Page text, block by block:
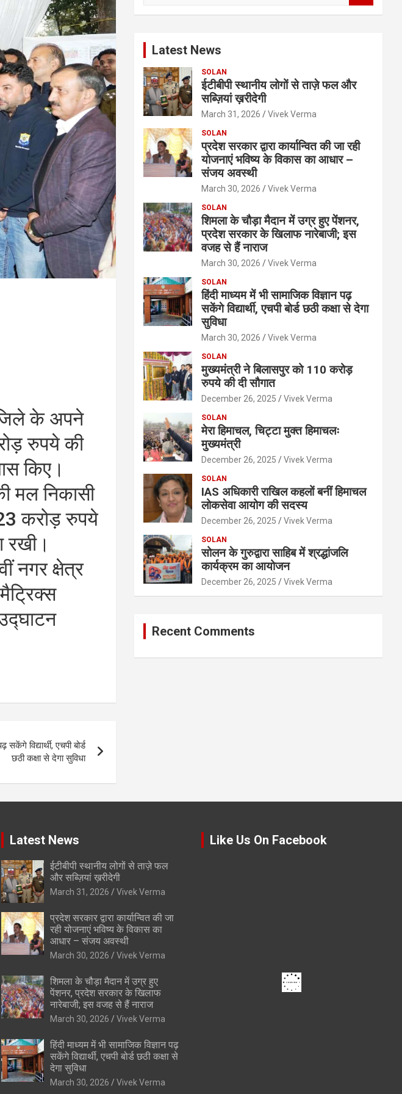
के अपने
रुपये की
किए।
मल निकासी
करोड़ रुपये
रखी।
नगर क्षेत्र
सकेंगे विद्यार्थी, एचपी बोर्ड
छठी कक्षा से देगा सुविधा
Latest News
SOLAN
ईटीबीपी स्थानीय लोगों से ताज़े फल और
सब्ज़ियां ख़रीदेगी
March 31, 2026 Vivek Verma
SOLAN
प्रदेश सरकार द्वारा कार्यान्वित की जा रही
योजनाएं भविष्य के विकास का आधार –
संजय अवस्थी
March 30, 2026 Vivek Verma
SOLAN
शिमला के चौड़ा मैदान में उग्र हुए पेंशनर,
प्रदेश सरकार के खिलाफ नारेबाजी; इस
वजह से हैं नाराज
March 30, 2026 Vivek Verma
SOLAN
हिंदी माध्यम में भी सामाजिक विज्ञान पढ़
सकेंगे विद्यार्थी, एचपी बोर्ड छठी कक्षा से देगा
सुविधा
March 30, 2026 Vivek Verma
SOLAN
मुख्यमंत्री ने बिलासपुर को 110 करोड़
रुपये की दी सौगात
December 26, 2025 Vivek Verma
SOLAN
मेरा हिमाचल, चिट्टा मुक्त हिमाचलः
मुख्यमंत्री
December 26, 2025 Vivek Verma
SOLAN
IAS अधिकारी राखिल कहलों बनीं हिमाचल
लोकसेवा आयोग की सदस्य
December 26, 2025 Vivek Verma
SOLAN
सोलन के गुरुद्वारा साहिब में श्रद्धांजलि
कार्यक्रम का आयोजन
December 26, 2025 Vivek Verma
Recent Comments
Latest News
ईटीबीपी स्थानीय लोगों से ताज़े फल
और सब्ज़ियां ख़रीदेगी
March 31, 2026 Vivek Verma
प्रदेश सरकार द्वारा कार्यान्वित की जा
रही योजनाएं भविष्य के विकास का
आधार – संजय अवस्थी
March 30, 2026 Vivek Verma
शिमला के चौड़ा मैदान में उग्र हुए
पेंशनर, प्रदेश सरकार के खिलाफ
नारेबाजी; इस वजह से हैं नाराज
March 30, 2026 Vivek Verma
हिंदी माध्यम में भी सामाजिक विज्ञान पढ़
सकेंगे विद्यार्थी, एचपी बोर्ड छठी कक्षा से
देगा सुविधा
March 30, 2026 Vivek Verma
Like Us On Facebook